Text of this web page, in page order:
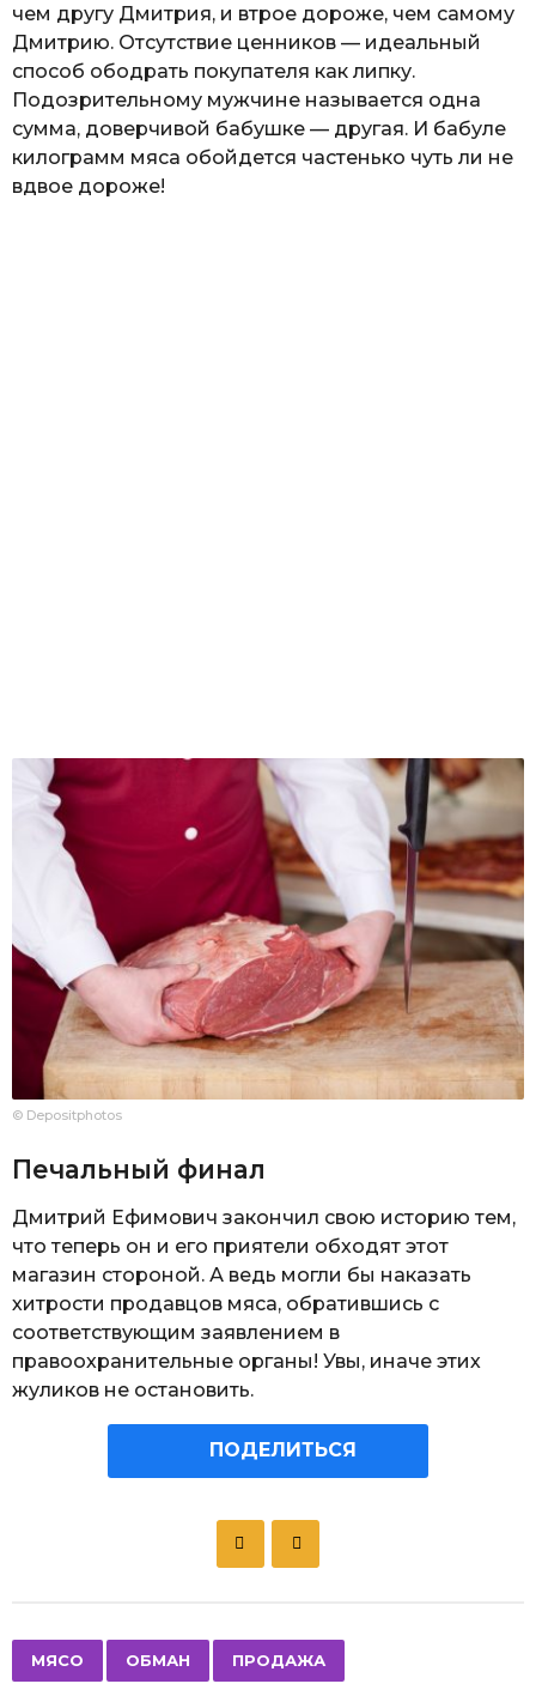
чем другу Дмитрия, и втрое дороже, чем самому
Дмитрию. Отсутствие ценников — идеальный
способ ободрать покупателя как липку.
Подозрительному мужчине называется одна
сумма, доверчивой бабушке — другая. И бабуле
килограмм мяса обойдется частенько чуть ли не
вдвое дороже!
© Depositphotos
Печальный финал
Дмитрий Ефимович закончил свою историю тем,
что теперь он и его приятели обходят этот
магазин стороной. А ведь могли бы наказать
хитрости продавцов мяса, обратившись с
соответствующим заявлением в
правоохранительные органы! Увы, иначе этих
жуликов не остановить.
ПОДЕЛИТЬСЯ
a
МЯСО ОБМАН ПРОДАЖА